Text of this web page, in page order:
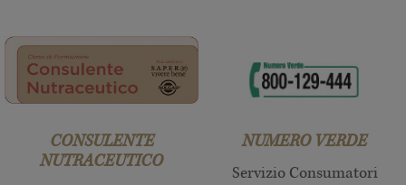
CONSULENTE
NUTRACEUTICO
NUMERO VERDE
Servizio Consumatori